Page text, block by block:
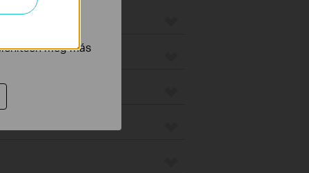
be annak
meg más